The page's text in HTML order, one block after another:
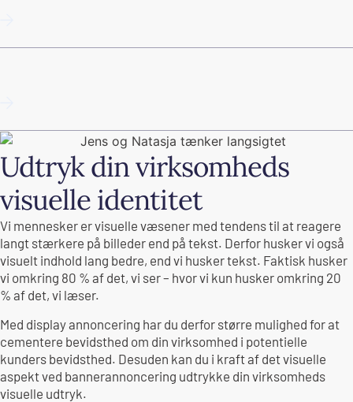
Udtryk din virksomheds
visuelle identitet
Vi mennesker er visuelle væsener med tendens til at reagere
langt stærkere på billeder end på tekst. Derfor husker vi også
visuelt indhold lang bedre, end vi husker tekst. Faktisk husker
vi omkring 80 % af det, vi ser – hvor vi kun husker omkring 20
% af det, vi læser.
Med display annoncering har du derfor større mulighed for at
cementere bevidsthed om din virksomhed i potentielle
kunders bevidsthed. Desuden kan du i kraft af det visuelle
aspekt ved bannerannoncering udtrykke din virksomheds
visuelle udtryk.